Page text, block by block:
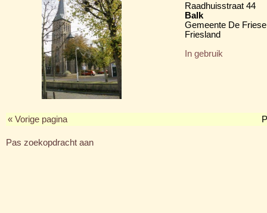
Raadhuisstraat 44
Balk
Gemeente De
Friesland
In gebruik
« Vorige pagina
Pas zoekopdracht aan